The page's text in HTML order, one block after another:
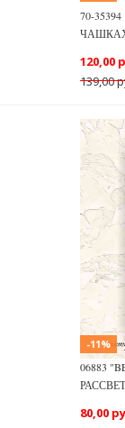
70-
139,00
120,00
-11%
06883
80,00